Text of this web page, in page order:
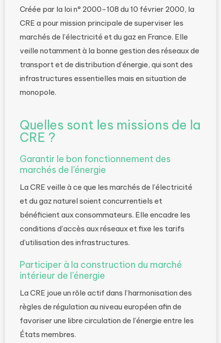
Créée par la loi n° 2000-108 du 10 février 2000, la
CRE a pour mission principale de superviser les
marchés de l’électricité et du gaz en France. Elle
veille notamment à la bonne gestion des réseaux de
transport et de distribution d’énergie, qui sont des
infrastructures essentielles mais en situation de
monopole.
Quelles sont les missions de la
CRE ?
Garantir le bon fonctionnement des
marchés de l’énergie
La CRE veille à ce que les marchés de l’électricité
et du gaz naturel soient concurrentiels et
bénéficient aux consommateurs. Elle encadre les
conditions d’accès aux réseaux et fixe les tarifs
d’utilisation des infrastructures.
Participer à la construction du marché
intérieur de l’énergie
La CRE joue un rôle actif dans l’harmonisation des
règles de régulation au niveau européen afin de
favoriser une libre circulation de l’énergie entre les
États membres.